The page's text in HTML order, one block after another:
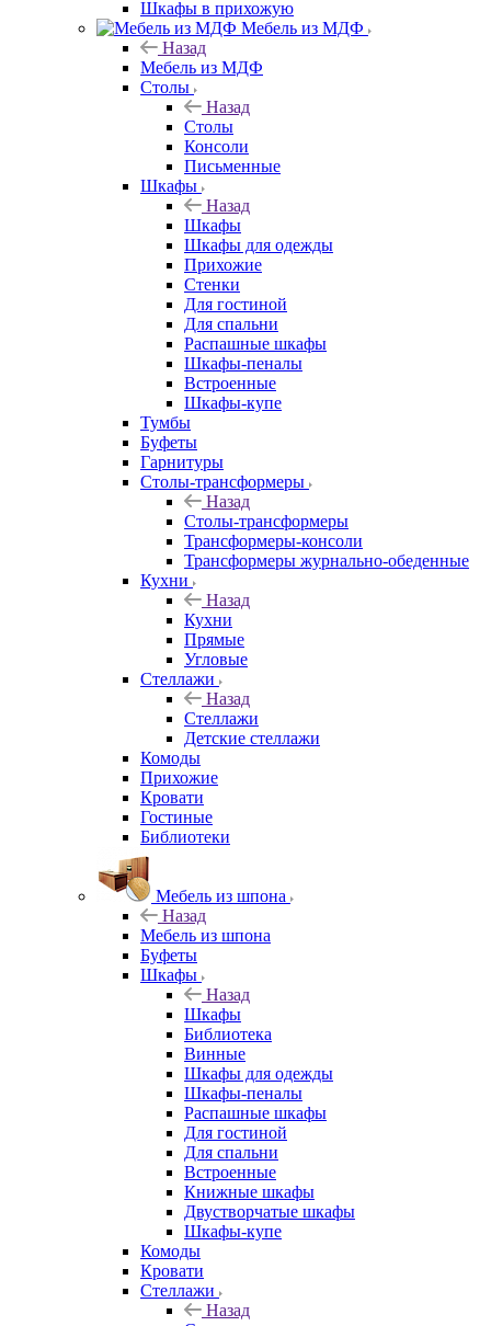
Шкафы в прихожую
Мебель из МДФ
Назад
Мебель из МДФ
Столы
Назад
Столы
Консоли
Письменные
Шкафы
Назад
Шкафы
Шкафы для одежды
Прихожие
Стенки
Для гостиной
Для спальни
Распашные шкафы
Шкафы-пеналы
Встроенные
Шкафы-купе
Тумбы
Буфеты
Гарнитуры
Столы-трансформеры
Назад
Столы-трансформеры
Трансформеры-консоли
Трансформеры журнально-обеденные
Кухни
Назад
Кухни
Прямые
Угловые
Стеллажи
Назад
Стеллажи
Детские стеллажи
Комоды
Прихожие
Кровати
Гостиные
Библиотеки
Мебель из шпона
Назад
Мебель из шпона
Буфеты
Шкафы
Назад
Шкафы
Библиотека
Винные
Шкафы для одежды
Шкафы-пеналы
Распашные шкафы
Для гостиной
Для спальни
Встроенные
Книжные шкафы
Двустворчатые шкафы
Шкафы-купе
Комоды
Кровати
Стеллажи
Назад